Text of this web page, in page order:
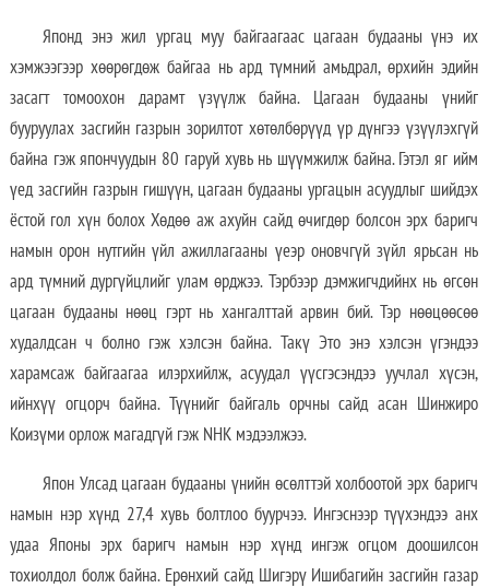
Японд энэ жил ургац муу байгаагаас цагаан будааны үнэ их
хэмжээгээр хөөрөгдөж байгаа нь ард түмний амьдрал, өрхийн эдийн
засагт томоохон дарамт үзүүлж байна. Цагаан будааны үнийг
бууруулах засгийн газрын зорилтот хөтөлбөрүүд үр дүнгээ үзүүлэхгүй
байна гэж япончуудын 80 гаруй хувь нь шүүмжилж байна. Гэтэл яг ийм
үед засгийн газрын гишүүн, цагаан будааны ургацын асуудлыг шийдэх
ёстой гол хүн болох Хөдөө аж ахуйн сайд өчигдөр болсон эрх баригч
намын орон нутгийн үйл ажиллагааны үеэр оновчгүй зүйл ярьсан нь
ард түмний дургүйцлийг улам өрджээ. Тэрбээр дэмжигчдийнх нь өгсөн
цагаан будааны нөөц гэрт нь хангалттай арвин бий. Тэр нөөцөөсөө
худалдсан ч болно гэж хэлсэн байна. Такү Это энэ хэлсэн үгэндээ
харамсаж байгаагаа илэрхийлж, асуудал үүсгэсэндээ уучлал хүсэн,
ийнхүү огцорч байна. Түүнийг байгаль орчны сайд асан Шинжиро
Коизүми орлож магадгүй гэж NHK мэдээлжээ.
Япон Улсад цагаан будааны үнийн өсөлттэй холбоотой эрх баригч
намын нэр хүнд 27,4 хувь болтлоо буурчээ. Ингэснээр түүхэндээ анх
удаа Японы эрх баригч намын нэр хүнд ингэж огцом доошилсон
тохиолдол болж байна. Ерөнхий сайд Шигэрү Ишибагийн засгийн газар